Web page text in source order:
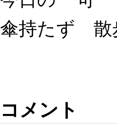
傘持たず 散
コメント